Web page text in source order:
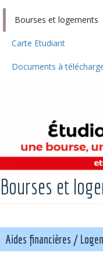
Bourses et logements
Carte Etudiant
Documents à
Bourses et
Aides financières /